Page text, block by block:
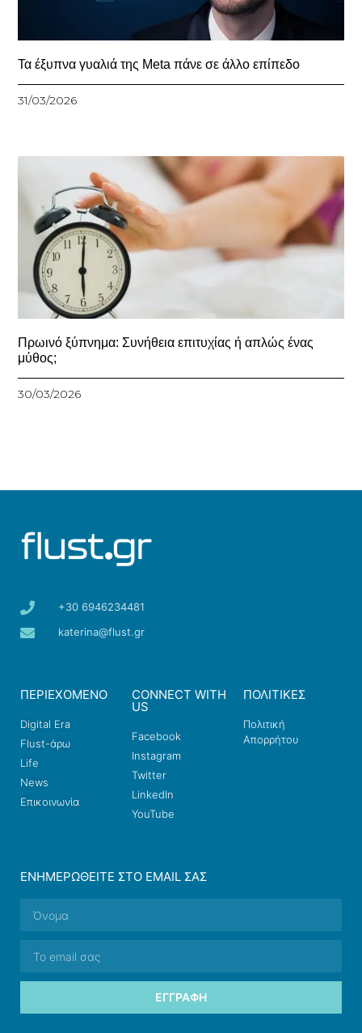
Τα έξυπνα γυαλιά της Meta πάνε σε άλλο επίπεδο
31/03/2026
Πρωινό ξύπνημα: Συνήθεια επιτυχίας ή απλώς ένας
μύθος;
30/03/2026
+30 6946234481
katerina@flust.gr
ΠΕΡΙΕΧΟΜΕΝΟ
Digital Era
Flust-άρω
Life
News
Επικοινωνία
CONNECT WITH
US
Facebook
Instagram
Twitter
LinkedIn
YouTube
ΠΟΛΙΤΙΚΕΣ
Πολιτική
Απορρήτου
ΕΝΗΜΕΡΩΘΕΊΤΕ ΣΤΟ EMAIL ΣΑΣ
ΕΓΓΡΑΦΉ